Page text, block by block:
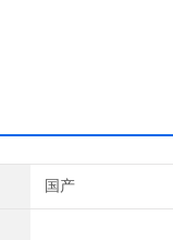
国产